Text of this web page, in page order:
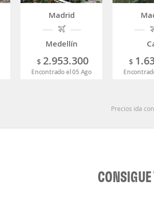
Madrid
Medellín
$ 2.953.300
Encontrado el 05 Ago
$
Precios ida